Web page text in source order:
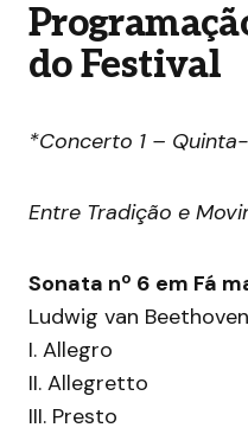
do Festival
*Concerto 1 –
Entre Tradição e
Sonata nº 6 em Fá
Ludwig van Beethoven
I. Allegro
II. Allegretto
III. Presto